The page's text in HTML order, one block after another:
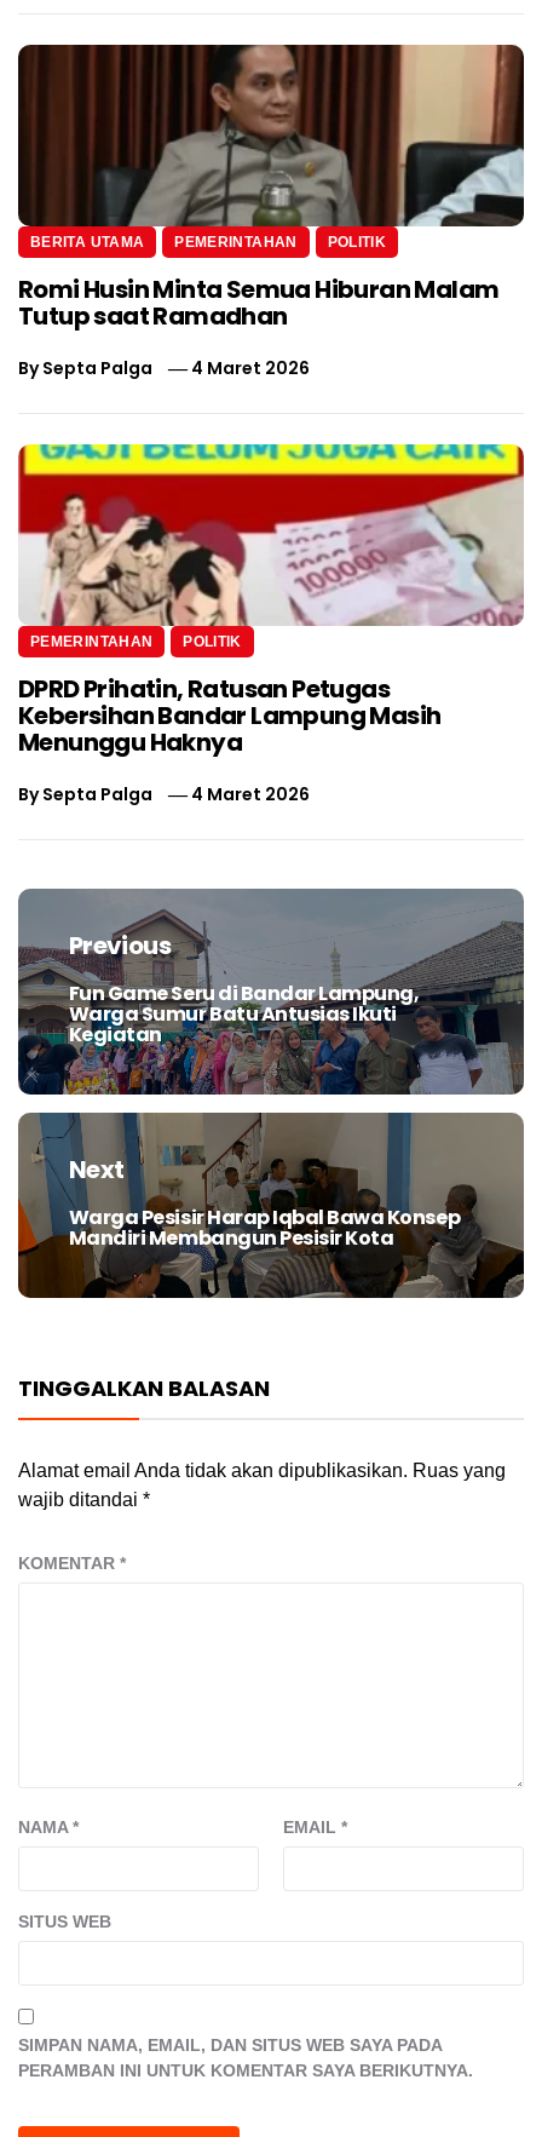
BERITA UTAMA PEMERINTAHAN POLITIK
Romi Husin Minta Semua Hiburan Malam
Tutup saat Ramadhan
BySepta Palga 4 Maret 2026
PEMERINTAHAN POLITIK
DPRD Prihatin, Ratusan Petugas
Kebersihan Bandar Lampung Masih
Menunggu Haknya
BySepta Palga 4 Maret 2026
Navigasi
posPrevious
Previous
post:
Fun Game Seru di Bandar Lampung,
Warga Sumur Batu Antusias Ikuti
Kegiatan
Next
Next
post:
Warga Pesisir Harap Iqbal Bawa Konsep
Mandiri Membangun Pesisir Kota
TINGGALKAN BALASAN
Alamat email Anda tidak akan dipublikasikan. Ruas yang
wajib ditandai *
KOMENTAR *
NAMA* EMAIL *
SITUS WEB
SIMPAN NAMA, EMAIL, DAN SITUS WEB SAYA PADA
PERAMBAN INI UNTUK KOMENTAR SAYA BERIKUTNYA.